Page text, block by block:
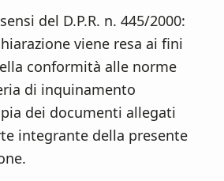
del D.P.R. n. 445/2000:
viene resa ai fini
conformità alle norme
di inquinamento
dei documenti allegati
integrante della presente